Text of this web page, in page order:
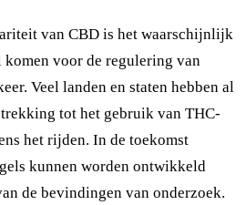
van CBD is het waarschijnlijk
komen voor de regulering van
Veel landen en staten hebben al
tot het gebruik van THC-
het rijden. In de toekomst
kunnen worden ontwikkeld
de bevindingen van onderzoek.